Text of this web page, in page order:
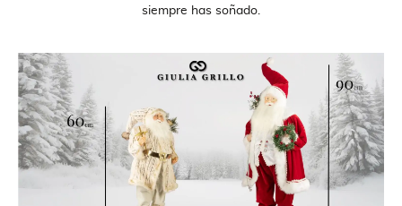
siempre has soñado.